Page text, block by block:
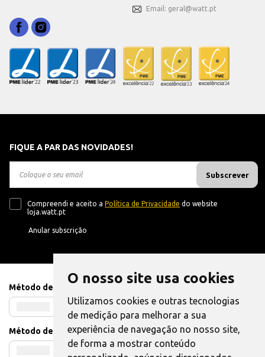
O nosso site usa cookies
Utilizamos cookies e outras tecnologias
de medição para melhorar a sua
experiência de navegação no nosso site,
de forma a mostrar conteúdo
Email: geral@watt.pt
FIQUE A PAR DAS NOVIDADES!
Subscrever
Compreendi e aceito a Política de Privacidade do website
loja.watt.pt
Anular subscrição
Método de Pagamento
Método de Envio